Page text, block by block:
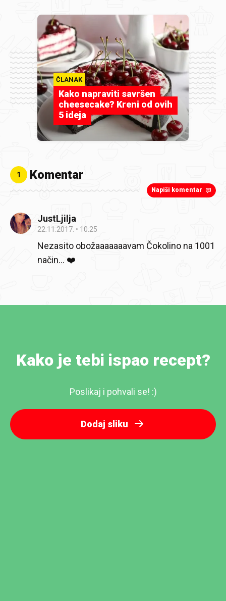
ČLANAK
Kako napraviti savršen
cheesecake? Kreni od ovih
5 ideja
1 Komentar
Napiši komentar
JustLjilja
22.11.2017. 10:25
Nezasito obožaaaaaaavam Čokolino na 1001
način... ❤️
Kako je tebi ispao recept?
Poslikaj i pohvali se! :)
Dodaj sliku